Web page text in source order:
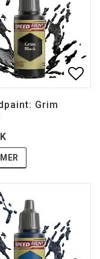
favoritlistan
Grim